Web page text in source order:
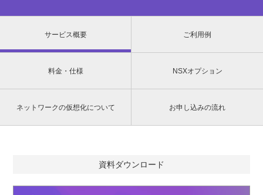
サービス概要 ご利用例
料金・仕様 NSXオプション
ネットワークの仮想化について お申し込みの流れ